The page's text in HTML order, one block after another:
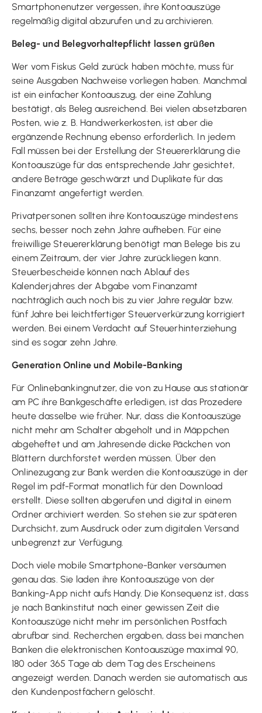
Smartphonenutzer vergessen, ihre Kontoauszüge
regelmäßig digital abzurufen und zu archivieren.
Beleg- und Belegvorhaltepflicht lassen grüßen
Wer vom Fiskus Geld zurück haben möchte, muss für
seine Ausgaben Nachweise vorliegen haben. Manchmal
ist ein einfacher Kontoauszug, der eine Zahlung
bestätigt, als Beleg ausreichend. Bei vielen absetzbaren
Posten, wie z. B. Handwerkerkosten, ist aber die
ergänzende Rechnung ebenso erforderlich. In jedem
Fall müssen bei der Erstellung der Steuererklärung die
Kontoauszüge für das entsprechende Jahr gesichtet,
andere Beträge geschwärzt und Duplikate für das
Finanzamt angefertigt werden.
Privatpersonen sollten ihre Kontoauszüge mindestens
sechs, besser noch zehn Jahre aufheben. Für eine
freiwillige Steuererklärung benötigt man Belege bis zu
einem Zeitraum, der vier Jahre zurückliegen kann.
Steuerbescheide können nach Ablauf des
Kalenderjahres der Abgabe vom Finanzamt
nachträglich auch noch bis zu vier Jahre regulär bzw.
fünf Jahre bei leichtfertiger Steuerverkürzung korrigiert
werden. Bei einem Verdacht auf Steuerhinterziehung
sind es sogar zehn Jahre.
Generation Online und Mobile-Banking
Für Onlinebankingnutzer, die von zu Hause aus stationär
am PC ihre Bankgeschäfte erledigen, ist das Prozedere
heute dasselbe wie früher. Nur, dass die Kontoauszüge
nicht mehr am Schalter abgeholt und in Mäppchen
abgeheftet und am Jahresende dicke Päckchen von
Blättern durchforstet werden müssen. Über den
Onlinezugang zur Bank werden die Kontoauszüge in der
Regel im pdf-Format monatlich für den Download
erstellt. Diese sollten abgerufen und digital in einem
Ordner archiviert werden. So stehen sie zur späteren
Durchsicht, zum Ausdruck oder zum digitalen Versand
unbegrenzt zur Verfügung.
Doch viele mobile Smartphone-Banker versäumen
genau das. Sie laden ihre Kontoauszüge von der
Banking-App nicht aufs Handy. Die Konsequenz ist, dass
je nach Bankinstitut nach einer gewissen Zeit die
Kontoauszüge nicht mehr im persönlichen Postfach
abrufbar sind. Recherchen ergaben, dass bei manchen
Banken die elektronischen Kontoauszüge maximal 90,
180 oder 365 Tage ab dem Tag des Erscheinens
angezeigt werden. Danach werden sie automatisch aus
den Kundenpostfächern gelöscht.